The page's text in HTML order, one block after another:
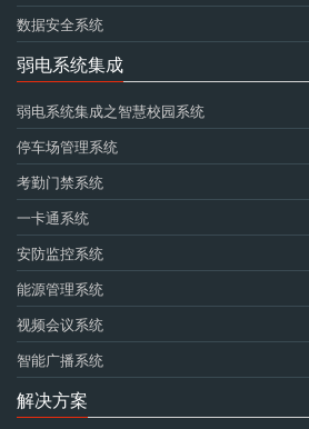
数据安全系统
弱电系统集成
弱电系统集成之智慧校园系统
停车场管理系统
考勤门禁系统
一卡通系统
安防监控系统
能源管理系统
视频会议系统
智能广播系统
解决方案